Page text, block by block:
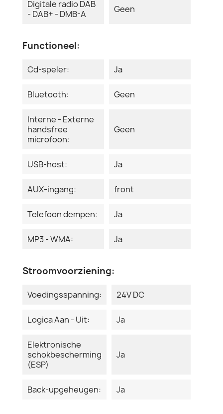
Digitale radio DAB
- DAB+ - DMB-A
Geen
Functioneel:
Cd-speler: Ja
Bluetooth: Geen
Interne - Externe
handsfree
microfoon:
Geen
USB-host: Ja
AUX-ingang: front
Telefoon dempen: Ja
MP3 - WMA: Ja
Stroomvoorziening:
Voedingsspanning: 24V DC
Logica Aan - Uit: Ja
Elektronische
schokbescherming
(ESP)
Ja
Back-upgeheugen: Ja